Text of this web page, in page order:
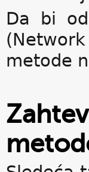
Da bi
metode